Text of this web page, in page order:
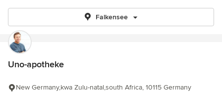
Falkensee
Uno-apotheke
New Germany,kwa Zulu-natal,south Africa, 10115 Germany